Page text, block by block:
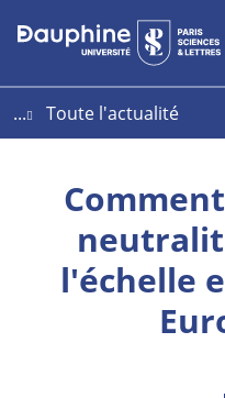
Aller
au
Aller
au
Plan
du
...
Toute l'actualité
l'échelle